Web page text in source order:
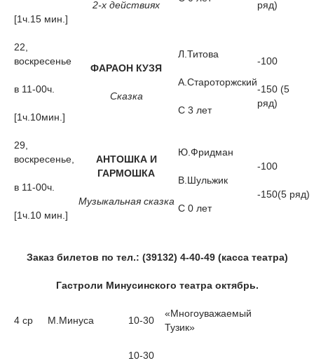
[1ч.15 мин.]
2-х действиях ряд)
22,
воскресенье
в 11-00ч.
[1ч.10мин.]
ФАРАОН КУЗЯ
Сказка
Л.Титова
А.Староторжский
С 3 лет
-100
-150 (5
ряд)
29,
воскресенье,
в 11-00ч.
[1ч.10 мин.]
АНТОШКА И
ГАРМОШКА
Музыкальная сказка
Ю.Фридман
В.Шульжик
С 0 лет
-100
-150(5 ряд)
Заказ билетов по тел.: (39132) 4-40-49 (касса театра)
Гастроли Минусинского театра октябрь.
4 ср М.Минуса 10-30
«Многоуважаемый
Тузик»
10-30